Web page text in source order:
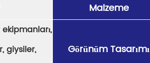
Malzeme
giysiler,
Görünüm Tasarımı